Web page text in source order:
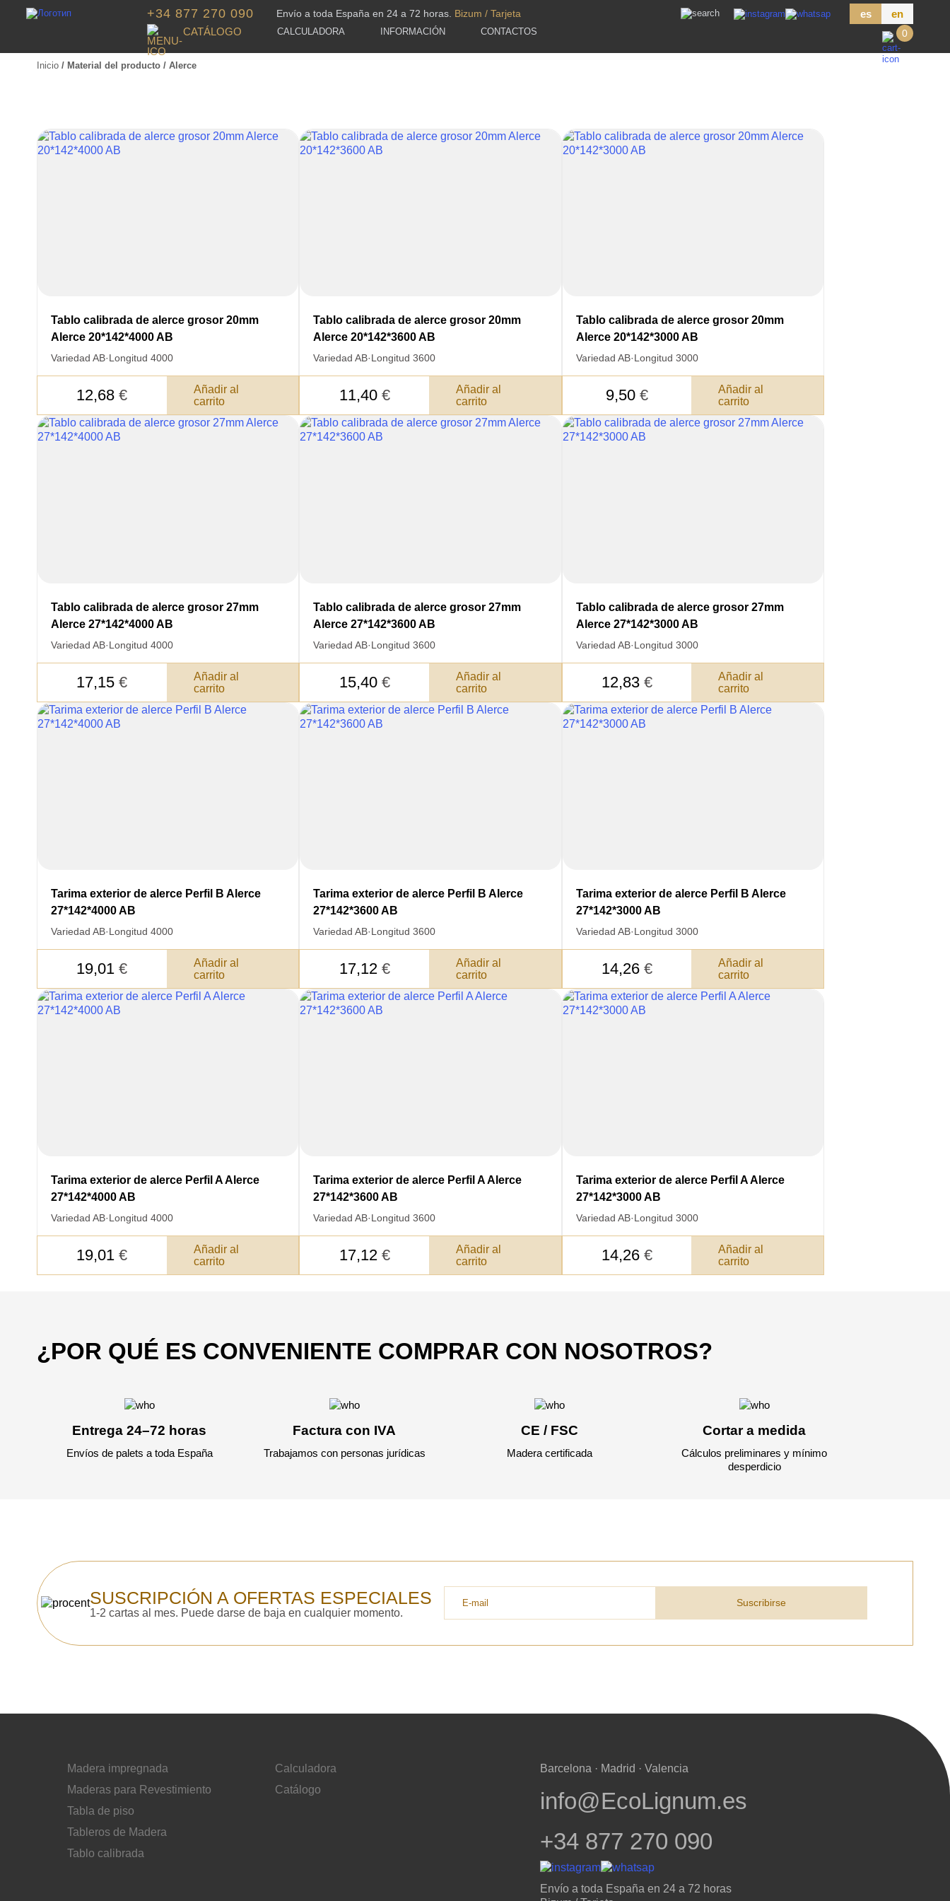
+34 877 270 090 Envío a toda España en 24 a 72 horas. Bizum / Tarjeta es
en
CATÁLOGO
CALCULADORA INFORMACIÓN CONTACTOS 0
Inicio / Material del producto / Alerce
Tablo calibrada de alerce grosor 20mm
Alerce 20*142*4000 AB
Variedad AB·Longitud 4000
12,68€
Añadir al
carrito
Tablo calibrada de alerce grosor 20mm
Alerce 20*142*3600 AB
Variedad AB·Longitud 3600
11,40 €
Añadir al
carrito
Tablo calibrada de alerce grosor 20mm
Alerce 20*142*3000 AB
Variedad AB·Longitud 3000
9,50 €
Añadir al
carrito
Tablo calibrada de alerce grosor 27mm
Alerce 27*142*4000 AB
Variedad AB·Longitud 4000
17,15€
Añadir al
carrito
Tablo calibrada de alerce grosor 27mm
Alerce 27*142*3600 AB
Variedad AB·Longitud 3600
15,40 €
Añadir al
carrito
Tablo calibrada de alerce grosor 27mm
Alerce 27*142*3000 AB
Variedad AB·Longitud 3000
12,83 €
Añadir al
carrito
Tarima exterior de alerce Perfil B Alerce
27*142*4000 AB
Variedad AB·Longitud 4000
19,01€
Añadir al
carrito
Tarima exterior de alerce Perfil B Alerce
27*142*3600 AB
Variedad AB·Longitud 3600
17,12 €
Añadir al
carrito
Tarima exterior de alerce Perfil B Alerce
27*142*3000 AB
Variedad AB·Longitud 3000
14,26 €
Añadir al
carrito
Tarima exterior de alerce Perfil A Alerce
27*142*4000 AB
Variedad AB·Longitud 4000
19,01€
Añadir al
carrito
Tarima exterior de alerce Perfil A Alerce
27*142*3600 AB
Variedad AB·Longitud 3600
17,12 €
Añadir al
carrito
Tarima exterior de alerce Perfil A Alerce
27*142*3000 AB
Variedad AB·Longitud 3000
14,26 €
Añadir al
carrito
¿POR QUÉ ES CONVENIENTE COMPRAR CON NOSOTROS?
Entrega 24–72 horas
Envíos de palets a toda España
Factura con IVA
Trabajamos con personas jurídicas
CE / FSC
Madera certificada
Cortar a medida
Cálculos preliminares y mínimo
desperdicio
SUSCRIPCIÓN A OFERTAS ESPECIALES
1-2 cartas al mes. Puede darse de baja en cualquier momento.
Suscribirse
Madera impregnada
Maderas para Revestimiento
Tabla de piso
Tableros de Madera
Tablo calibrada
Calculadora
Catálogo
Barcelona · Madrid · Valencia
info@EcoLignum.es
+34 877 270 090
Envío a toda España en 24 a 72 horas
COMUNICACIONES A PEDIDO
Costo unitario:
350ud
Total a pagar:3050 €